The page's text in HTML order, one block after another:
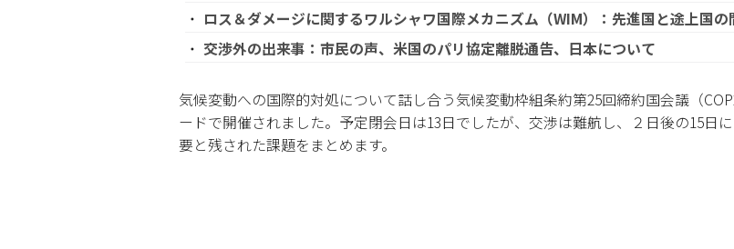
ロス＆ダメージに関するワルシャワ国際メカニズム（WIM）：先進国と途上国
交渉外の出来事：市民の声、米国のパリ協定離脱通告、日本について
気候変動への国際的対処について話し合う気候変動枠組条約第25回締約国会議（
ードで開催されました。予定閉会日は13日でしたが、交渉は難航し、２日後の15日
要と残された課題をまとめます。